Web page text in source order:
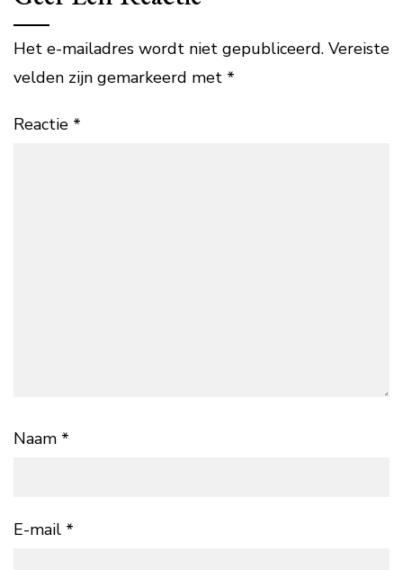
Het e-mailadres wordt niet gepubliceerd. Vereiste
velden zijn gemarkeerd met *
Reactie *
Naam *
E-mail *